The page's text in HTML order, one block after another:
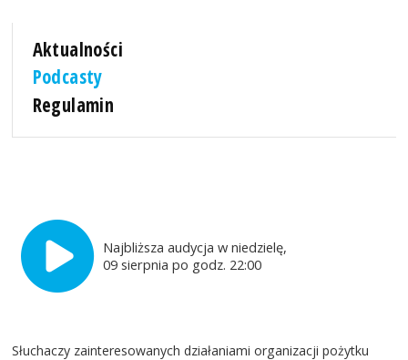
Aktualności
Podcasty
Regulamin
Najbliższa audycja w niedzielę,
09 sierpnia po godz. 22:00
Słuchaczy zainteresowanych działaniami organizacji pożytku